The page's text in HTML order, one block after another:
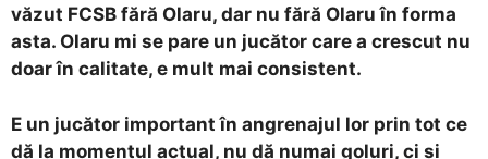
văzut FCSB fără Olaru, dar nu fără Olaru în forma
asta. Olaru mi se pare un jucător care a crescut nu
doar în calitate, e mult mai consistent.
E un jucător important în angrenajul lor prin tot ce
dă la momentul actual, nu dă numai goluri, ci și